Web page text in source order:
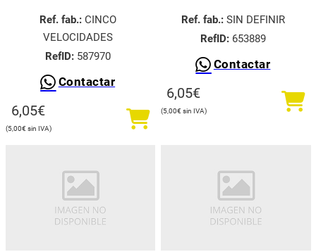
Ref. fab.:CINCO
VELOCIDADES
RefID:587970
Contactar
6,05€
5,00€
Ref. fab.:SIN DEFINIR
RefID:653889
Contactar
6,05€
5,00€